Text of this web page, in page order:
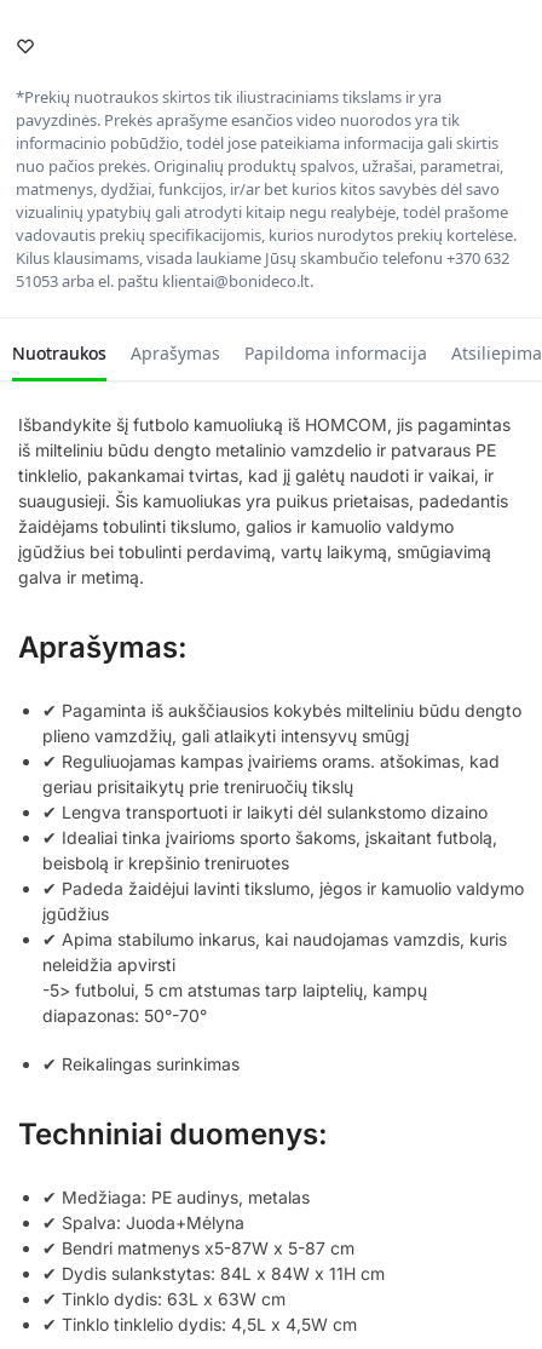
*Prekių nuotraukos skirtos tik iliustraciniams tikslams ir yra
pavyzdinės. Prekės aprašyme esančios video nuorodos yra tik
informacinio pobūdžio, todėl jose pateikiama informacija gali skirtis
nuo pačios prekės. Originalių produktų spalvos, užrašai, parametrai,
matmenys, dydžiai, funkcijos, ir/ar bet kurios kitos savybės dėl savo
vizualinių ypatybių gali atrodyti kitaip negu realybėje, todėl prašome
vadovautis prekių specifikacijomis, kurios nurodytos prekių kortelėse.
Kilus klausimams, visada laukiame Jūsų skambučio telefonu +370 632
51053 arba el. paštu klientai@bonideco.lt.
Nuotraukos Aprašymas Papildoma informacija
Išbandykite šį futbolo kamuoliuką iš HOMCOM, jis pagamintas
iš milteliniu būdu dengto metalinio vamzdelio ir patvaraus PE
tinklelio, pakankamai tvirtas, kad jį galėtų naudoti ir vaikai, ir
suaugusieji. Šis kamuoliukas yra puikus prietaisas, padedantis
žaidėjams tobulinti tikslumo, galios ir kamuolio valdymo
įgūdžius bei tobulinti perdavimą, vartų laikymą, smūgiavimą
galva ir metimą.
Aprašymas:
✔ Pagaminta iš aukščiausios kokybės milteliniu būdu dengto
plieno vamzdžių, gali atlaikyti intensyvų smūgį
✔ Reguliuojamas kampas įvairiems orams. atšokimas, kad
geriau prisitaikytų prie treniruočių tikslų
✔ Lengva transportuoti ir laikyti dėl sulankstomo dizaino
✔ Idealiai tinka įvairioms sporto šakoms, įskaitant futbolą,
beisbolą ir krepšinio treniruotes
✔ Padeda žaidėjui lavinti tikslumo, jėgos ir kamuolio valdymo
įgūdžius
✔ Apima stabilumo inkarus, kai naudojamas vamzdis, kuris
neleidžia apvirsti
-5> futbolui, 5 cm atstumas tarp laiptelių, kampų
diapazonas: 50°-70°
✔ Reikalingas surinkimas
Techniniai duomenys:
✔ Medžiaga: PE audinys, metalas
✔ Spalva: Juoda+Mėlyna
✔ Bendri matmenys x5-87W x 5-87 cm
✔ Dydis sulankstytas: 84L x 84W x 11H cm
✔ Tinklo dydis: 63L x 63W cm
✔ Tinklo tinklelio dydis: 4,5L x 4,5W cm